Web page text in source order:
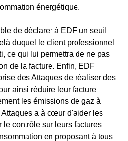
énergétique.
de déclarer à EDF un seuil
duquel le client professionnel
ce qui lui permettra de ne pas
de la facture. Enfin, EDF
des Attaques de réaliser des
ainsi réduire leur facture
les émissions de gaz à
Attaques a à cœur d'aider les
le contrôle sur leurs factures
en proposant à tous